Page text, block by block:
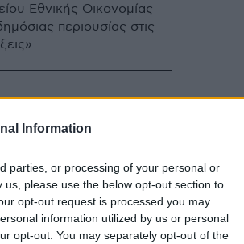
Information
parties, or processing of your personal or
please use the below opt-out section to
opt-out request is processed you may
information utilized by us or personal
opt-out. You may separately opt-out of the
Εθνικής Οικονομίας
περιουσίας στις
σκάφος
στον «54ο Διεθνή